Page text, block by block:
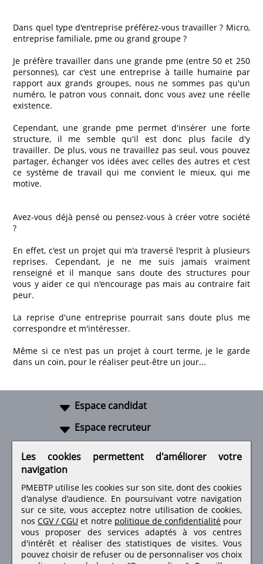
Dans quel type d'entreprise préférez-vous travailler ? Micro,
entreprise familiale, pme ou grand groupe ?
Je préfère travailler dans une grande pme (entre 50 et 250
personnes), car c'est une entreprise à taille humaine par
rapport aux grands groupes, nous ne sommes pas qu'un
numéro, le patron vous connait, donc vous avez une réelle
existence.
Cependant, une grande pme permet d'insérer une forte
structure, il me semble qu'il est donc plus facile d'y
travailler. De plus, vous ne travaillez pas seul, vous pouvez
partager, échanger vos idées avec celles des autres et c'est
ce système de travail qui me convient le mieux, qui me
motive.
Avez-vous déjà pensé ou pensez-vous à créer votre société
?
En effet, c'est un projet qui m'a traversé l'esprit à plusieurs
reprises. Cependant, je ne me suis jamais vraiment
renseigné et il manque sans doute des structures pour
vous y aider ce qui n'encourage pas mais au contraire fait
peur.
La reprise d'une entreprise pourrait sans doute plus me
correspondre et m'intéresser.
Même si ce n'est pas un projet à court terme, je le garde
dans un coin, pour le réaliser peut-être un jour...
Espace candidat
Espace recruteur
Retrouvez-nous sur les réseaux sociaux
Les cookies permettent d'améliorer votre
navigation
PMEBTP utilise les cookies sur son site, dont des cookies
d'analyse d'audience. En poursuivant votre navigation
sur ce site, vous acceptez notre utilisation de cookies,
nos CGV / CGU et notre politique de confidentialité pour
vous proposer des services adaptés à vos centres
d'intérêt et réaliser des statistiques de visites.Vous
pouvez choisir de refuser ou de personnaliser vos choix